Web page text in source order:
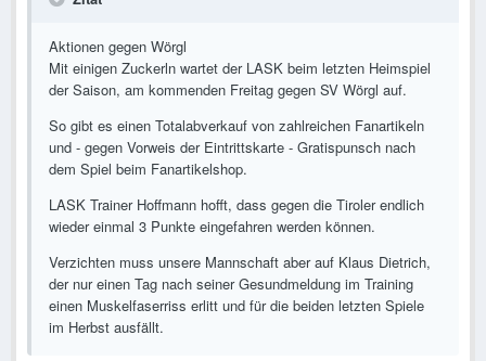
Aktionen gegen Wörgl
Mit einigen Zuckerln wartet der LASK beim letzten Heimspiel
der Saison, am kommenden Freitag gegen SV Wörgl auf.
So gibt es einen Totalabverkauf von zahlreichen Fanartikeln
und - gegen Vorweis der Eintrittskarte - Gratispunsch nach
dem Spiel beim Fanartikelshop.
LASK Trainer Hoffmann hofft, dass gegen die Tiroler endlich
wieder einmal 3 Punkte eingefahren werden können.
Verzichten muss unsere Mannschaft aber auf Klaus Dietrich,
der nur einen Tag nach seiner Gesundmeldung im Training
einen Muskelfaserriss erlitt und für die beiden letzten Spiele
im Herbst ausfällt.